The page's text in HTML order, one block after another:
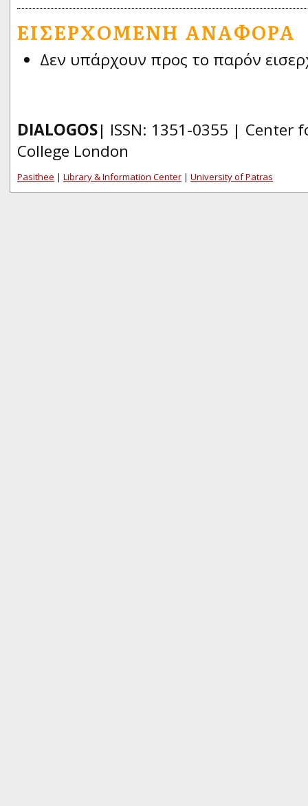
ΕΙΣΕΡΧΌΜΕΝΗ ΑΝΑΦΟΡΆ
Δεν υπάρχουν προς το παρόν
DIALOGOS| ISSN: 1351-0355 | Center
College London
Pasithee | Library & Information Center | University of Patras